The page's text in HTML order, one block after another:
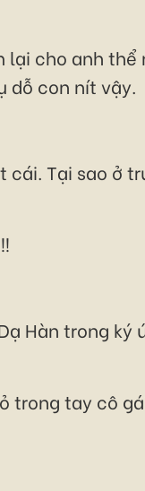
lại cho anh
dỗ con nít vậy.
Tại sao ở
Hàn trong ký
trong tay cô